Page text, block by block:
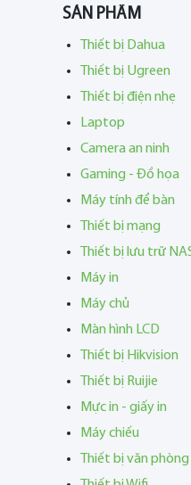
SẢN PHẨM
Thiết bị Dahua
Thiết bị Ugreen
Thiết bị điện nhẹ
Laptop
Camera an ninh
Gaming - Đồ họa
Máy tính để bàn
Thiết bị mạng
Thiết bị lưu trữ
Máy in
Máy chủ
Màn hình LCD
Thiết bị Hikvision
Thiết bị Ruijie
Mực in - giấy in
Máy chiếu
Thiết bị văn phòng